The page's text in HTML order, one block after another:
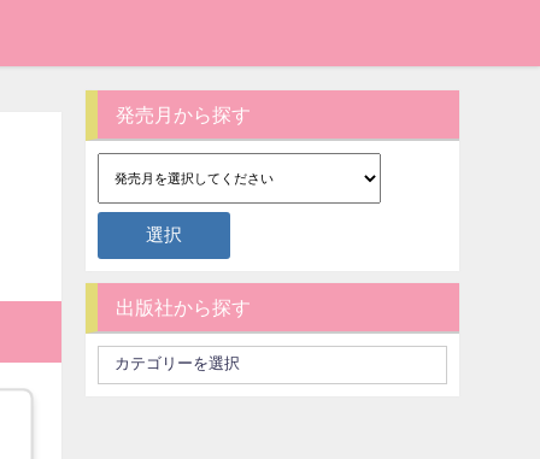
発売月から探す
出版社から探す